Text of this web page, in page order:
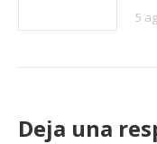
5
Deja una